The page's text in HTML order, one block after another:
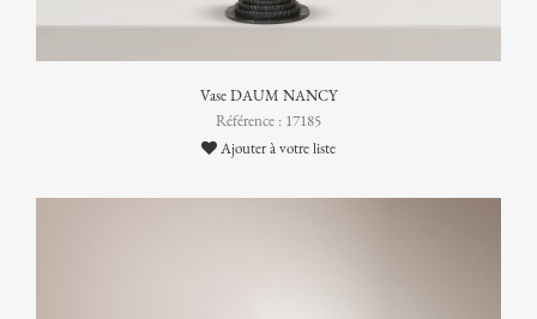
Vase DAUM NANCY
Référence : 17185
Ajouter à votre liste